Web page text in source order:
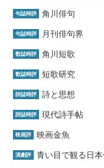
句誌時評 角川俳句
句誌時評 月刊俳句界
歌誌時評 角川短歌
歌誌時評 短歌研究
詩誌時評 詩と思想
詩誌時評 現代詩手帖
映画評 映画金魚
演劇評 青い目で観る日